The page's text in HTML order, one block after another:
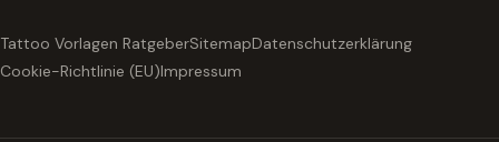
Tattoo Vorlagen RatgeberSitemapDatenschutzerklärung
Cookie-Richtlinie (EU)Impressum